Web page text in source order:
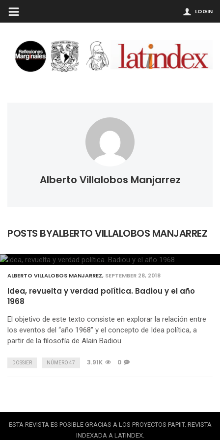
LOGIN
Alberto Villalobos Manjarrez
POSTS BYALBERTO VILLALOBOS MANJARREZ
ALBERTO VILLALOBOS MANJARREZ, SEPTEMBER 28, 2018
Idea, revuelta y verdad política. Badiou y el año
1968
El objetivo de este texto consiste en explorar la relación entre
los eventos del “año 1968” y el concepto de Idea política, a
partir de la filosofía de Alain Badiou.
DOSSIER NÚMERO 47 3.91K 0
ESTA REVISTA ES POSIBLE GRACIAS A LOS PROYECTOS PAPIIT. REVISTA
INDEXADA A LATINDEX.